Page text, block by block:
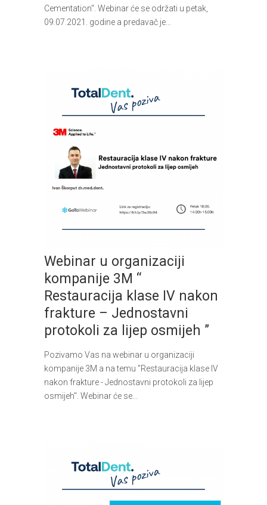
Cementation". Webinar će se održati u petak,
09.07.2021. godine a predavač je...
Webinar u organizaciji
kompanije 3M “
Restauracija klase IV nakon
frakture – Jednostavni
protokoli za lijep osmijeh ”
Pozivamo Vas na webinar u organizaciji
kompanije 3M a na temu "Restauracija klase IV
nakon frakture - Jednostavni protokoli za lijep
osmijeh". Webinar će se...